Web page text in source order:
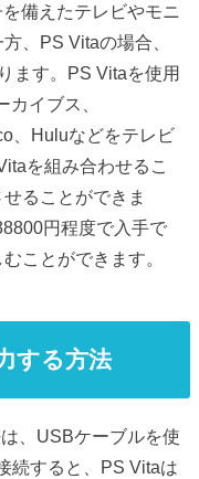
備えたテレビやモニ
、PS Vitaの場合、
ます。PS Vitaを使用
イブス、
、Huluなどをテレビ
を組み合わせるこ
ることができま
円程度で入手で
ことができます。
する方法
、USBケーブルを使
続すると、PS Vitaは